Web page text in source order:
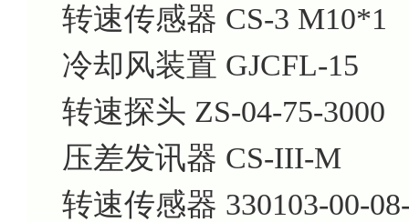
转速传感器 CS-3 M10*1
冷却风装置 GJCFL-15
转速探头 ZS-04-75-3000
压差发讯器 CS-III-M
转速传感器 330103-00-